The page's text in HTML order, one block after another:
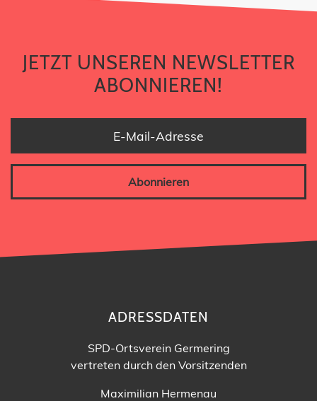
JETZT UNSEREN NEWSLETTER
ABONNIEREN!
Abonnieren
ADRESSDATEN
SPD-Ortsverein Germering
vertreten durch den Vorsitzenden
Maximilian Hermenau